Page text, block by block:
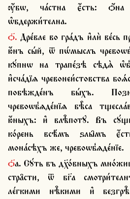
ѹ҆́бѡ, ча́стна є҆́сть:
ѡ҆бдержи́телна.
ѻ҃. Дре́вле во гра́дъ и҆лѝ ве́сь прише́дъ нѣ̑когда є҆щѐ
ю҆́нъ сы́й, ѿ пѡ́мыслъ
кꙋ́пнѡ на трапе́зѣ сѣдѧ̀
и҆сча́дїѧ чревонеи́стовства
побѣжде́нъ бы́хъ.
чревоѡб̾ѧде́нїѧ бѣ̑са
ю҆́ныхъ: и҆ влѣ̑потꙋ. Въ
ко́рень всѣ́мъ ѕлы̑мъ
мона́сѣхъ же, чревоѡб̾ѧде́нїе.
ѻ҃а. Сꙋ́ть въ дх҃о́вныхъ мно́жицею, нѣ́кїѧ легча̑йшїѧ
стра̑сти, ѿ бг҃а
ле́гкими нѣ̑кими и҆